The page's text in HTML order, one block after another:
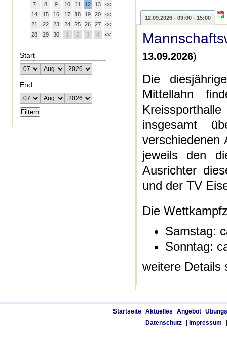
7
8 9 10 11 12 13
<<
14
15 16 17 18 19 20
<<
21
22 23 24 25 26 27
<<
28
29 30 1 2 3 4 <<
Start
End
12.09.2026 - 09:00 - 15:00
13.09.2026)
Die
Mittellahn
insgesamt
verschiedenen
jeweils den
Ausrichter
und der TV
Die
Samstag:
Sonntag:
weitere Details
Startseite Aktuelles Angebot
Datenschutz
Impressum